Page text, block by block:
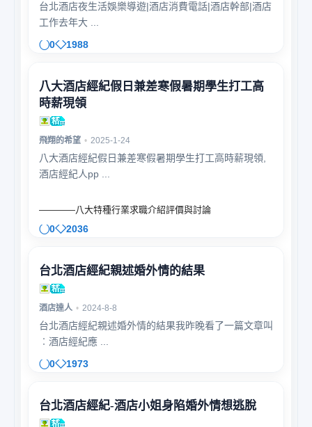
台北酒店夜生活娛樂導遊|酒店消費電話|酒店幹部|酒店
工作去年大 ...
0
1988
八大酒店經紀假日兼差寒假暑期學生打工高
時薪現領
飛翔的希望 • 2025-1-24
八大酒店經紀假日兼差寒假暑期學生打工高時薪現領,
酒店經紀人pp ...
————八大特種行業求職介紹評價與討論
0 2036
台北酒店經紀親述婚外情的結果
酒店達人 • 2024-8-8
台北酒店經紀親述婚外情的結果我昨晚看了一篇文章叫
︰酒店經紀應 ...
0
1973
台北酒店經紀-酒店小姐身陷婚外情想逃脫